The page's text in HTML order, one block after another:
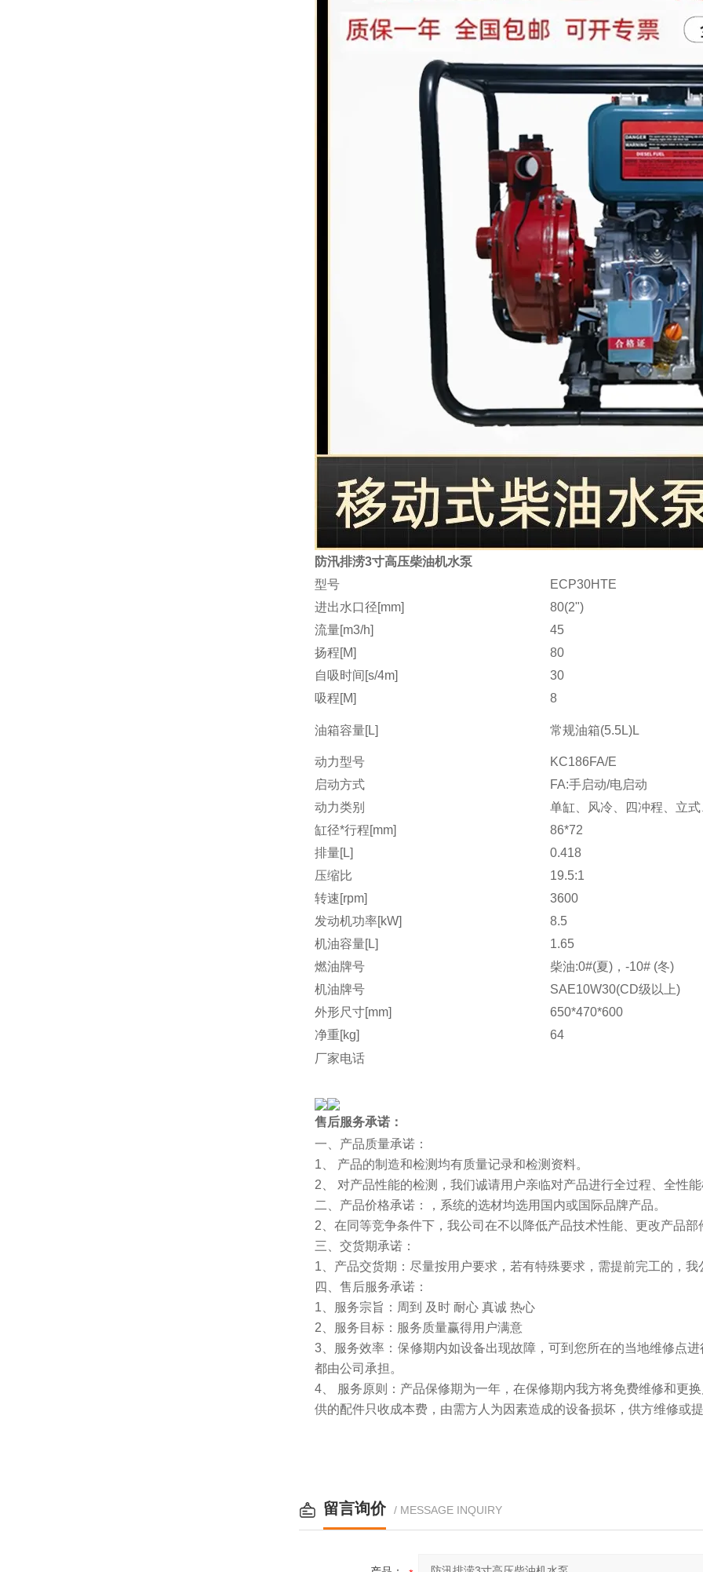
防汛排涝3寸高压柴油机水泵
型号
ECP30HTE
进出水口径[mm]
80(2")
流量[m3/h]
45
扬程[M]
80
自吸时间[s/4m]
30
吸程[M]
8
油箱容量[L] 常规油箱(5.5L)L
动力型号
KC186FA/E
启动方式
FA:手启动/电启动
动力类别
单缸、风冷、四冲程、立
缸径*行程[mm]
86*72
排量[L]
0.418
压缩比
19.5:1
转速[rpm]
3600
发动机功率[kW]
8.5
机油容量[L]
1.65
燃油牌号
柴油:0#(夏)，-10# (冬)
机油牌号
SAE10W30(CD级以上)
外形尺寸[mm]
650*470*600
净重[kg]
64
厂家电话
售后服务承诺：
一、产品质量承诺：
1、 产品的制造和检测均有质量记录和检测资料。
2、 对产品性能的检测，我们诚请用户亲临对产品进行全过程、全性
二、产品价格承诺：，系统的选材均选用国内或国际品牌产品。
2、在同等竞争条件下，我公司在不以降低产品技术性能、更改产品
三、交货期承诺：
1、产品交货期：尽量按用户要求，若有特殊要求，需提前完工的，
四、售后服务承诺：
1、服务宗旨：周到 及时 耐心 真诚 热心
2、服务目标：服务质量赢得用户满意
3、服务效率：保修期内如设备出现故障，可到您所在的当地维修点
都由公司承担。
4、 服务原则：产品保修期为一年，在保修期内我方将免费维修和更
供的配件只收成本费，由需方人为因素造成的设备损坏，供方维修或
留言询价 / MESSAGE INQUIRY